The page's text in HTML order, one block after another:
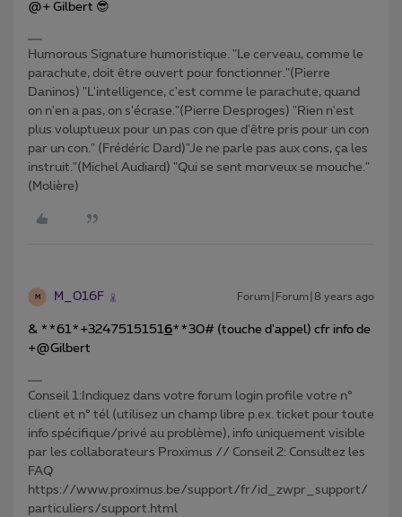
@+ Gilbert 😎
Humorous Signature humoristique. "Le cerveau, comme le
parachute, doit être ouvert pour fonctionner."(Pierre
Daninos) "L'intelligence, c'est comme le parachute, quand
on n'en a pas, on s'écrase."(Pierre Desproges) "Rien n'est
plus voluptueux pour un pas con que d'être pris pour un con
par un con." (Frédéric Dard)"Je ne parle pas aux cons, ça les
instruit."(Michel Audiard) "Qui se sent morveux se mouche."
(Molière)
M M_016F Forum|Forum|8 years ago
& **61*+32475151516**30# (touche d'appel) cfr info de
+@Gilbert
Conseil 1:Indiquez dans votre forum login profile votre n°
client et n° tél (utilisez un champ libre p.ex. ticket pour toute
info spécifique/privé au problème), info uniquement visible
par les collaborateurs Proximus // Conseil 2: Consultez les
FAQ
https://www.proximus.be/support/fr/id_zwpr_support/
particuliers/support.html